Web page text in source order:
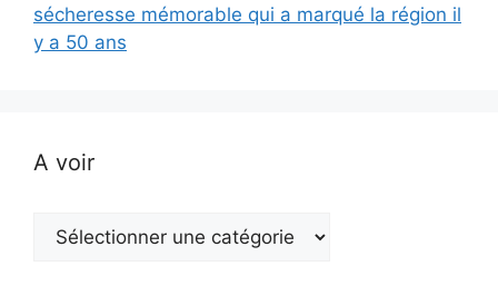
sécheresse mémorable qui a marqué la région il
y a 50 ans
A voir